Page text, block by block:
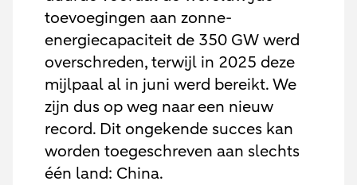
toevoegingen aan zonne-
energiecapaciteit de 350 GW werd
overschreden, terwijl in 2025 deze
mijlpaal al in juni werd bereikt. We
zijn dus op weg naar een nieuw
record. Dit ongekende succes kan
worden toegeschreven aan slechts
één land: China.